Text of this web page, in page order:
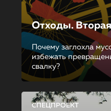
Отходы.
Почему заглохла
избежать
свалку?
СПЕЦПРОЕКТ